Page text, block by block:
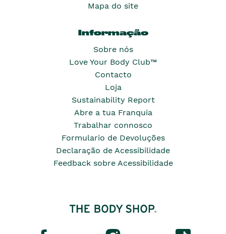
Mapa do site
Informação
Sobre nós
Love Your Body Club™
Contacto
Loja
Sustainability Report
Abre a tua Franquia
Trabalhar connosco
Formulario de Devoluções
Declaração de Acessibilidade
Feedback sobre Acessibilidade